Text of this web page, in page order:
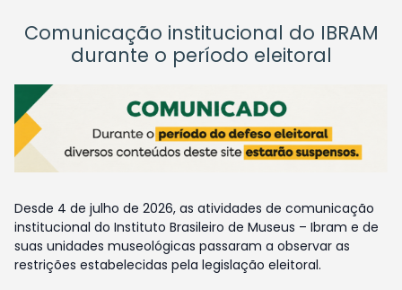
Comunicação institucional do IBRAM
durante o período eleitoral
Desde 4 de julho de 2026, as atividades de comunicação
institucional do Instituto Brasileiro de Museus – Ibram e de
suas unidades museológicas passaram a observar as
restrições estabelecidas pela legislação eleitoral.